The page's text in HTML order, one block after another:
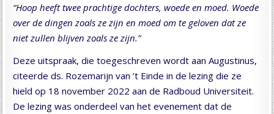
“Hoop heeft twee prachtige dochters, woede en moed. Woede
over de dingen zoals ze zijn en moed om te geloven dat ze
niet zullen blijven zoals ze zijn.”
Deze uitspraak, die toegeschreven wordt aan Augustinus,
citeerde ds. Rozemarijn van ’t Einde in de lezing die ze
hield op 18 november 2022 aan de Radboud Universiteit.
De lezing was onderdeel van het evenement dat de